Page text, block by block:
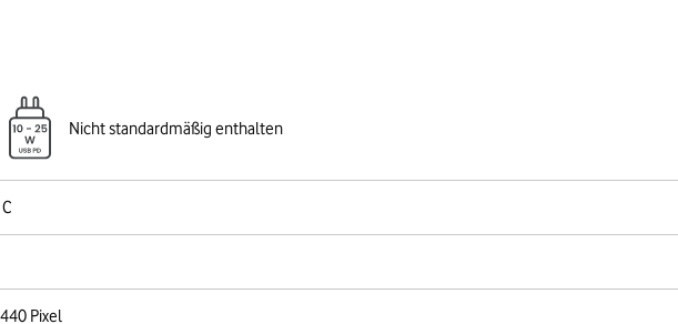
Nicht standardmäßig enthalten
Pixel